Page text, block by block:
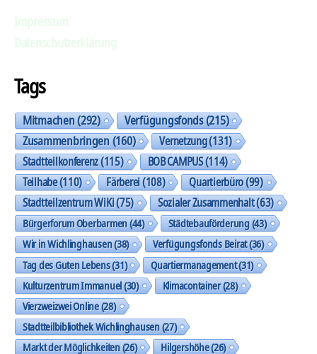
Tags
Mitmachen(292) Verfügungsfonds(215)
Zusammenbringen(160) Vernetzung(131)
Stadtteilkonferenz(115) BOB CAMPUS(114)
Teilhabe(110) Färberei(108) Quartierbüro(99)
Stadtteilzentrum WiKi(75) Sozialer Zusammenhalt(63)
Bürgerforum Oberbarmen(44) Städtebauförderung(43)
Wir in Wichlinghausen(38) Verfügungsfonds Beirat(36)
Tag des Guten Lebens(31) Quartiermanagement(31)
Kulturzentrum Immanuel(30) Klimacontainer(28)
Vierzweizwei Online(28)
Stadtteilbibliothek Wichlinghausen(27)
Markt der Möglichkeiten(26) Hilgershöhe(26)